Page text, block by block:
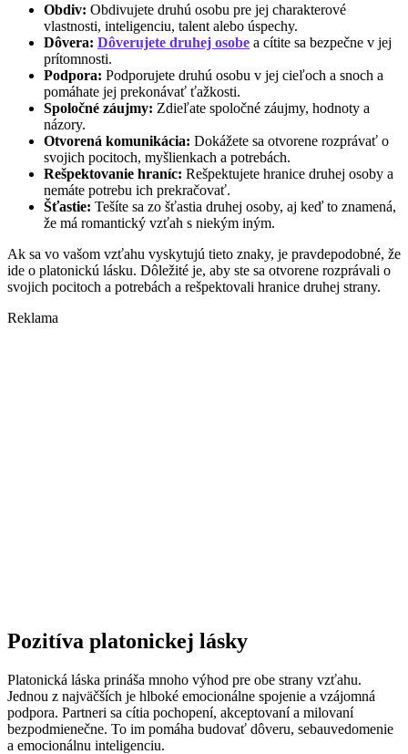
Obdiv: Obdivujete druhú osobu pre jej charakterové
vlastnosti, inteligenciu, talent alebo úspechy.
Dôvera: Dôverujete druhej osobe a cítite sa bezpečne v jej
prítomnosti.
Podpora: Podporujete druhú osobu v jej cieľoch a snoch a
pomáhate jej prekonávať ťažkosti.
Spoločné záujmy: Zdieľate spoločné záujmy, hodnoty a
názory.
Otvorená komunikácia: Dokážete sa otvorene rozprávať o
svojich pocitoch, myšlienkach a potrebách.
Rešpektovanie hraníc: Rešpektujete hranice druhej osoby a
nemáte potrebu ich prekračovať.
Šťastie: Tešíte sa zo šťastia druhej osoby, aj keď to znamená,
že má romantický vzťah s niekým iným.
Ak sa vo vašom vzťahu vyskytujú tieto znaky, je pravdepodobné, že
ide o platonickú lásku. Dôležité je, aby ste sa otvorene rozprávali o
svojich pocitoch a potrebách a rešpektovali hranice druhej strany.
Reklama
Pozitíva platonickej lásky
Platonická láska prináša mnoho výhod pre obe strany vzťahu.
Jednou z najväčších je hlboké emocionálne spojenie a vzájomná
podpora. Partneri sa cítia pochopení, akceptovaní a milovaní
bezpodmienečne. To im pomáha budovať dôveru, sebauvedomenie
a emocionálnu inteligenciu.